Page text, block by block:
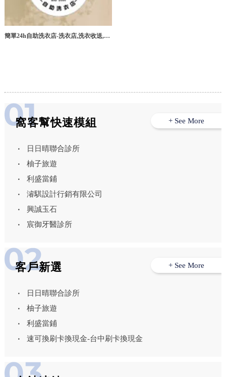
簡單24h自助洗衣店-洗衣店,洗衣收送,台
窩客幫快速模組
日日晴聯合診所
柚子旅遊
利盛當鋪
濬騏設計行銷有限公司
興誠玉石
宸御牙醫診所
+ See More
客戶新選
日日晴聯合診所
柚子旅遊
利盛當鋪
速可換刷卡換現金-台中刷卡換現金
+ See More